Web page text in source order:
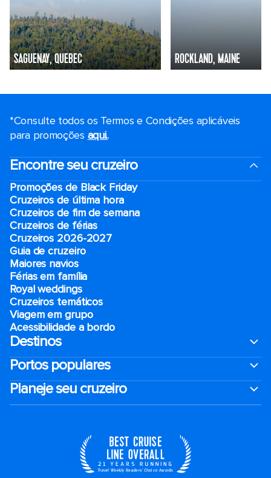
SAGUENAY, QUEBEC ROCKLAND, MAINE
*Consulte todos os Termos e Condições aplicáveis ​​
para promoções aqui..
Encontre seu cruzeiro
Promoções de Black Friday
Cruzeiros de última hora
Cruzeiros de fim de semana
Cruzeiros de férias
Cruzeiros 2026-2027
Guia de cruzeiro
Maiores navios
Férias em família
Royal weddings
Cruzeiros temáticos
Viagem em grupo
Acessibilidade a bordo
Destinos
Portos populares
Planeje seu cruzeiro